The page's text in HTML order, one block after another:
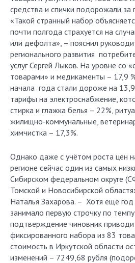
средства и спички подорожали
«Такой странный набор
почти полгода страхуется на
или дефолта», – пояснил
регионального развития
услуг Сергей Лыков. На уровне со
товарами» и медикаменты – 17,9
начала года стали дороже на
тарифы на электроснабжение,
стирка и глажка белья – 22%,
жилищно-коммунальные,
химчистка – 17,3%.
Однако даже с учётом роста цен
регионе сейчас один из самых
Сибирском федеральном округе
Томской и Новосибирской
Наталья Захарова. – Хотя ещё год
занимало первую строчку по
подтверждение чиновник
фиксированного набора из 83
стоимость в Иркутской области
изменений – 7249,68 рубля